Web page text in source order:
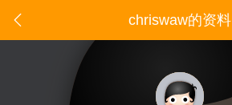
chriswaw的资料